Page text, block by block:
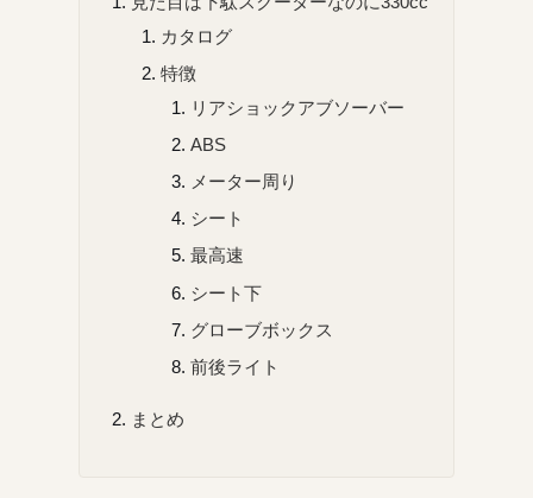
カタログ
特徴
リアショックアブソーバー
ABS
メーター周り
シート
最高速
シート下
グローブボックス
前後ライト
まとめ